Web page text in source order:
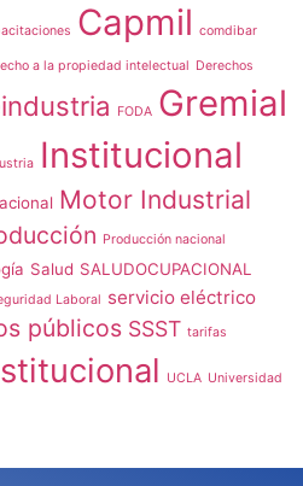
Capmil comdibar
a la propiedad intelectual Derechos
FODA Gremial
Institucional
Motor Industrial
Producción nacional
Salud SALUDOCUPACIONAL
Laboral servicio eléctrico
públicos SSST tarifas
UCLA Universidad